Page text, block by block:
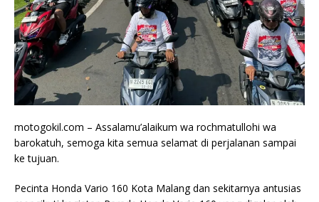
motogokil.com – Assalamu’alaikum wa rochmatullohi wa
barokatuh, semoga kita semua selamat di perjalanan sampai
ke tujuan.
Pecinta Honda Vario 160 Kota Malang dan sekitarnya antusias